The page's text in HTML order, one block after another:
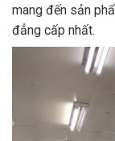
mang đến sản
đẳng cấp nhất.